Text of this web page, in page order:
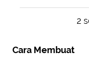
2
Cara Membuat